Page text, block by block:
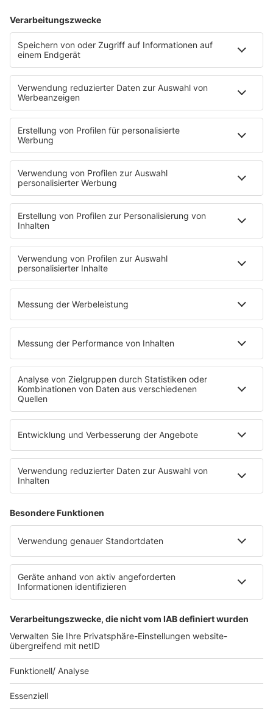
Dies hab ich versucht, den Leuten auf dem Track
zu erklären. Ihr gebt vielleicht einen Scheiß auf
mich, aber irgendwo in Nebraska oder so gibt es
ein Kind, welches mich versteht. Mir doch egal, ob
ihr zuhört, denn er hört zu. An den einen richte ich
meine Songs.“
HOME
INFOS
Kontakt
Jobs & Praktika
Pressekontakt
Presse & Downloads
Wetter
Übersicht
bigFM App
radio.de
radioplayer.de
Partner
WERBUNG
Leistungen und Produkte
Ansprechpartner
RECHTLICHES
Impressum
Datenschutz
Datenschutzeinstellungen
Datenverarbeitung bei Gewinnspielen
Teilnahmebedingungen
Bildnachweise
KI-Leitlinie